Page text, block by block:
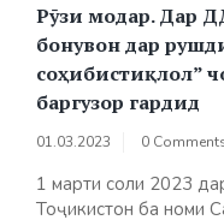
Рӯзи модар. Дар
бонувон дар
соҳибистиқлол”
баргузор гардид
01.03.2023 0
1 марти соли 2023
Тоҷикистон ба номи